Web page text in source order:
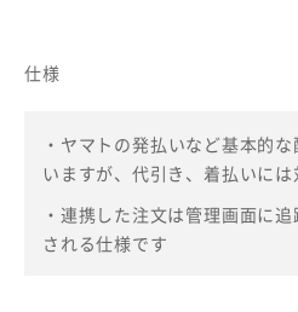
仕様
・ ヤマトの発払いなど基本的
いますが、代引き、着払いに
・連携した注文は管理画面に
される仕様です